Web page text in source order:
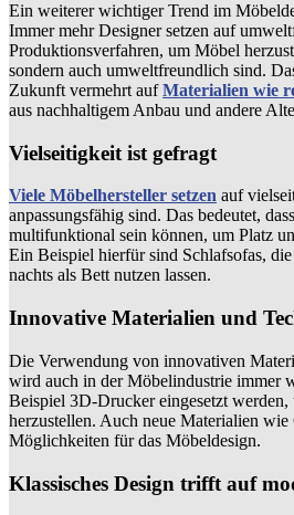
Ein weiterer wichtiger Trend im
Immer mehr Designer setzen auf
Produktionsverfahren, um Möbel
sondern auch umweltfreundlich sind.
Zukunft vermehrt aufMaterialien wie
aus nachhaltigem Anbau und andere
Vielseitigkeit ist gefragt
Viele Möbelhersteller setzen auf
anpassungsfähig sind. Das bedeutet,
multifunktional sein können, um Platz
Ein Beispiel hierfür sind Schlafsofas,
nachts als Bett nutzen lassen.
Innovative Materialien und
Die Verwendung von innovativen
wird auch in der Möbelindustrie immer
Beispiel 3D-Drucker eingesetzt
herzustellen. Auch neue Materialien wie
Möglichkeiten für das Möbeldesign.
Klassisches Design trifft auf